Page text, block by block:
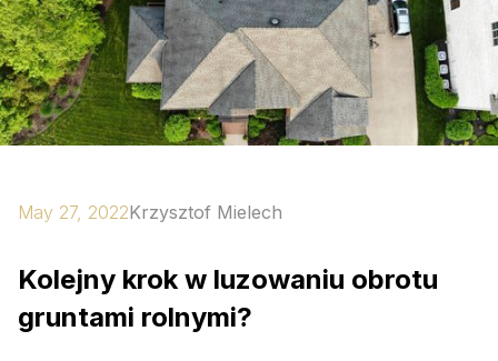
May 27, 2022Krzysztof Mielech
Kolejny krok w luzowaniu obrotu
gruntami rolnymi?